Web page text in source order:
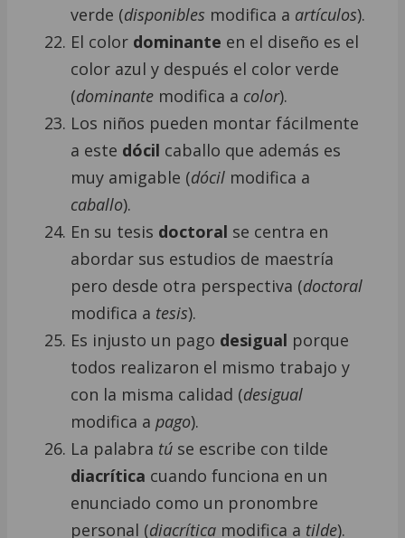
verde (disponibles modifica a artículos).
El color dominante en el diseño es el
color azul y después el color verde
(dominante modifica a color).
Los niños pueden montar fácilmente
a este dócil caballo que además es
muy amigable (dócil modifica a
caballo).
En su tesis doctoral se centra en
abordar sus estudios de maestría
pero desde otra perspectiva (doctoral
modifica a tesis).
Es injusto un pago desigual porque
todos realizaron el mismo trabajo y
con la misma calidad (desigual
modifica a pago).
La palabra tú se escribe con tilde
diacrítica cuando funciona en un
enunciado como un pronombre
personal (diacrítica modifica a tilde).